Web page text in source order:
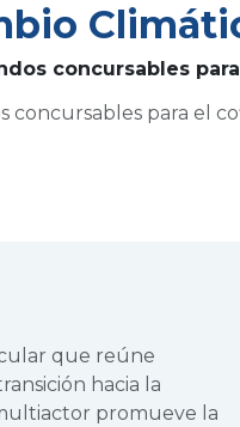
concursables
para el
que reúne
hacia la
promueve la